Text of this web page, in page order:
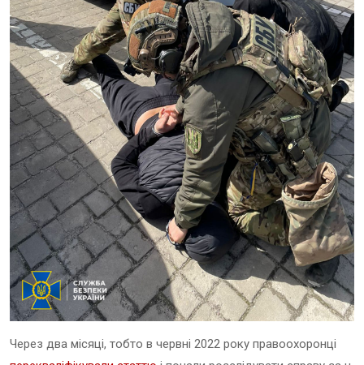
Через два місяці, тобто в червні 2022 року правоохоронці